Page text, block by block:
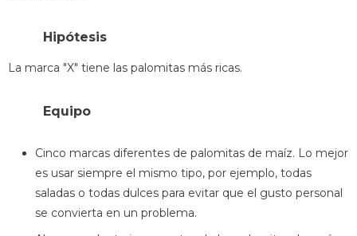
Hipótesis
La marca "X" tiene las palomitas más ricas.
Equipo
Cinco marcas diferentes de palomitas de maíz. Lo mejor
es usar siempre el mismo tipo, por ejemplo, todas
saladas o todas dulces para evitar que el gusto personal
se convierta en un problema.